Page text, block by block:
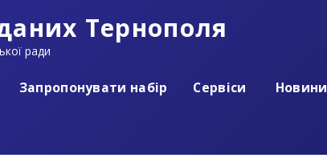
Тернополя
ради
Запропонувати набір Сервіси Новини